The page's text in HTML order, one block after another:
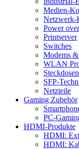
Medien-
Netzwerk-
Power
Printserver
Switches
Modems
WLAN
SFP-
Netzteile
Gaming Zubehör
PC-
HDMI-Produkte
HDMI:
HDMI: